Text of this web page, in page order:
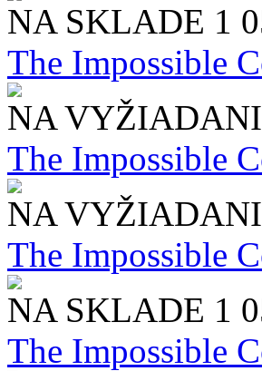
NA SKLADE 1
The Impossible
NA
The Impossible
NA
The Impossible
NA SKLADE 1
The Impossible